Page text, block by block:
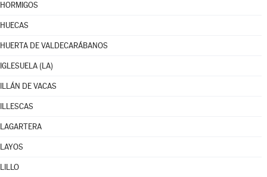
HORMIGOS
HUECAS
HUERTA DE VALDECARÁBANOS
IGLESUELA (LA)
ILLÁN DE VACAS
ILLESCAS
LAGARTERA
LAYOS
LILLO